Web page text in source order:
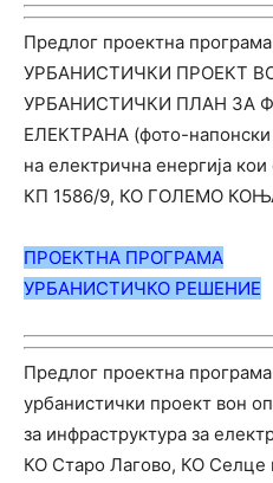
Предлог проектна програма
УРБАНИСТИЧКИ ПРОЕКТ
УРБАНИСТИЧКИ ПЛАН ЗА
ЕЛЕКТРАНА (фото-напонски
на електрична енергија
КП 1586/9, КО ГОЛЕМО
ПРОЕКТНА ПРОГРАМА
УРБАНИСТИЧКО РЕШЕНИЕ
Предлог проектна програма
урбанистички проект вон
за инфраструктура за
КО Старо Лагово, КО